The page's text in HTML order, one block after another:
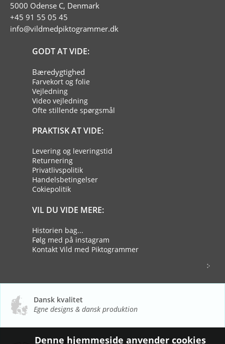
5000 Odense C, Denmark
+45 91 55 05 45
info@vildmedpiktogrammer.dk
GODT AT VIDE:
Bæredygtighed
Farvekort og folie
Vejledning
Video vejledning
Ofte stillende spørgsmål
PRAKTISK AT VIDE:
Levering og leveringstid
Returnering
Privatlivspolitik
Handelsbetingelser
Cokiepolitik
VIL DU VIDE MERE:
Historien bag...
Følg med på instagram
Kontakt Vild med Piktogrammer
Dansk kvalitet
Egne designs & dansk produktion
Bæredygtighed
Denne hjemmeside anvender cookies